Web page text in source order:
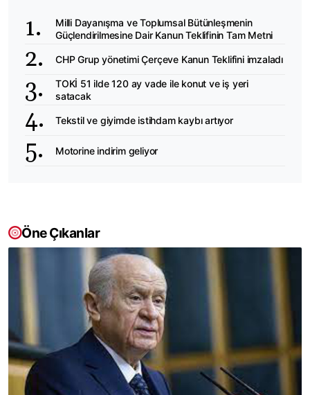
Milli Dayanışma ve Toplumsal Bütünleşmenin
Güçlendirilmesine Dair Kanun Teklifinin Tam Metni
CHP Grup yönetimi Çerçeve Kanun Teklifini imzaladı
TOKİ 51 ilde 120 ay vade ile konut ve iş yeri
satacak
Tekstil ve giyimde istihdam kaybı artıyor
Motorine indirim geliyor
Öne Çıkanlar